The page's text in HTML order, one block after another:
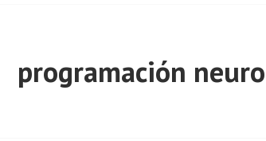
programación